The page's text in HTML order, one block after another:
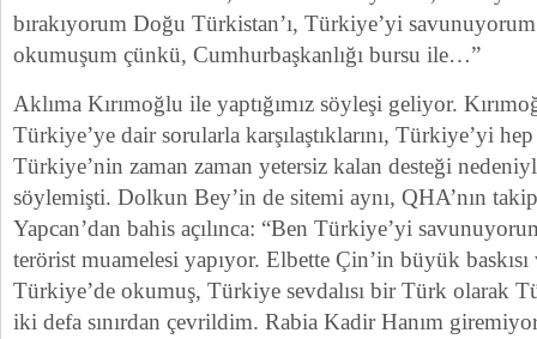
bırakıyorum Doğu Türkistan’ı, Türkiye’yi
okumuşum çünkü, Cumhurbaşkanlığı bursu ile…”
Aklıma Kırımoğlu ile yaptığımız söyleşi geliyor.
Türkiye’ye dair sorularla karşılaştıklarını, Türkiye’yi
Türkiye’nin zaman zaman yetersiz kalan desteği
söylemişti. Dolkun Bey’in de sitemi aynı, QHA’nın
Yapcan’dan bahis açılınca: “Ben Türkiye’yi
terörist muamelesi yapıyor. Elbette Çin’in büyük
Türkiye’de okumuş, Türkiye sevdalısı bir Türk olarak
iki defa sınırdan çevrildim. Rabia Kadir Hanım